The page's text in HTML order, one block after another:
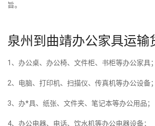
旨。
泉州到曲靖办公家具运输
1、办公桌、办公椅、文件柜、书柜等办公家具；
2、电脑、打印机、扫描仪、传真机等办公设备；
3、办*具、纸张、文件夹、笔记本等办公用品；
4、办公电器、电话、饮水机等办公电器设备；